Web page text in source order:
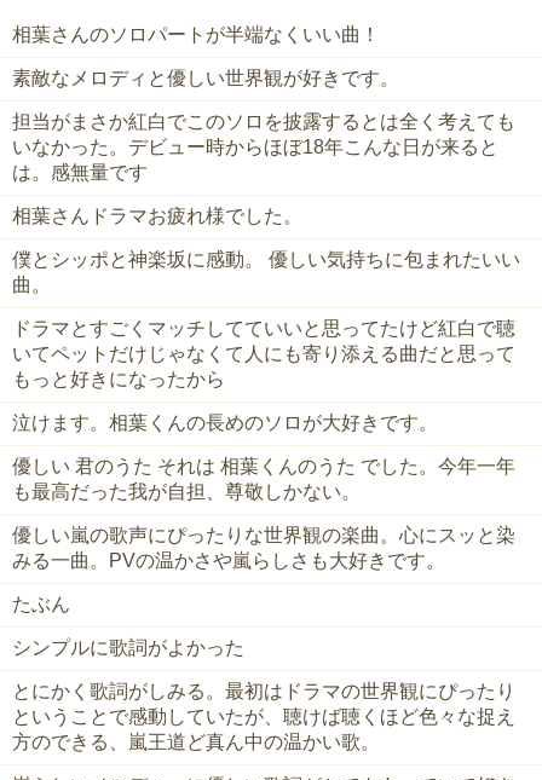
相葉さんのソロパートが半端なくいい曲！
素敵なメロディと優しい世界観が好きです。
担当がまさか紅白でこのソロを披露するとは全く考えても
いなかった。デビュー時からほぼ18年こんな日が来ると
は。感無量です
相葉さんドラマお疲れ様でした。
僕とシッポと神楽坂に感動。 優しい気持ちに包まれたいい
曲。
ドラマとすごくマッチしてていいと思ってたけど紅白で聴
いてペットだけじゃなくて人にも寄り添える曲だと思って
もっと好きになったから
泣けます。相葉くんの長めのソロが大好きです。
優しい 君のうた それは 相葉くんのうた でした。今年一年
も最高だった我が自担、尊敬しかない。
優しい嵐の歌声にぴったりな世界観の楽曲。心にスッと染
みる一曲。PVの温かさや嵐らしさも大好きです。
たぶん
シンプルに歌詞がよかった
とにかく歌詞がしみる。最初はドラマの世界観にぴったり
ということで感動していたが、聴けば聴くほど色々な捉え
方のできる、嵐王道ど真ん中の温かい歌。